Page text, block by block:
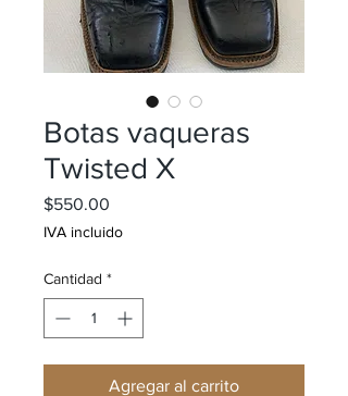
Botas vaqueras
Twisted X
$550.00
IVA incluido
Cantidad *
Agregar al carrito